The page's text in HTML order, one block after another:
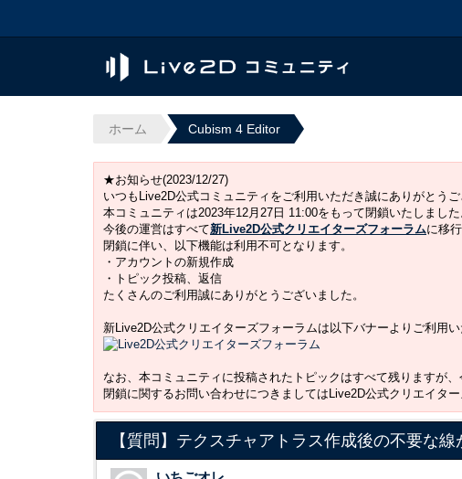
ホーム Cubism 4 Editor
★お知らせ(2023/12/27)
いつもLive2D公式コミュニティをご利用いただき誠にありがとうご
本コミュニティは2023年12月27日 11:00をもって閉鎖いたしました
今後の運営はすべて新Live2D公式クリエイターズフォーラムに移
閉鎖に伴い、以下機能は利用不可となります。
・アカウントの新規作成
・トピック投稿、返信
たくさんのご利用誠にありがとうございました。
新Live2D公式クリエイターズフォーラムは以下バナーよりご利用い
なお、本コミュニティに投稿されたトピックはすべて残りますが
閉鎖に関するお問い合わせにつきましてはLive2D公式クリエイタ
【質問】テクスチャアトラス作成後の不要な